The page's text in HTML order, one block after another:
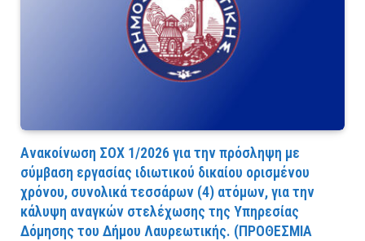
Ανακοίνωση ΣΟΧ 1/2026 για την πρόσληψη με
σύμβαση εργασίας ιδιωτικού δικαίου ορισμένου
χρόνου, συνολικά τεσσάρων (4) ατόμων, για την
κάλυψη αναγκών στελέχωσης της Υπηρεσίας
Δόμησης του Δήμου Λαυρεωτικής. (ΠPOΘEΣMIA